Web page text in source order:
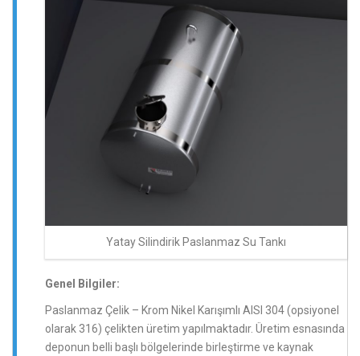
Yatay Silindirik Paslanmaz Su Tankı
Genel Bilgiler:
Paslanmaz Çelik – Krom Nikel Karışımlı AISI 304 (opsiyonel
olarak 316) çelikten üretim yapılmaktadır. Üretim esnasında
deponun belli başlı bölgelerinde birleştirme ve kaynak